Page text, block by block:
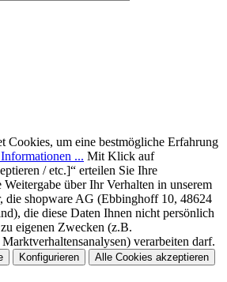
Cookies, um eine bestmögliche Erfahrung
... Mit Klick auf
/ etc.]“ erteilen Sie Ihre
über Ihr Verhalten in unserem
die shopware AG (Ebbinghoff 10, 48624
die diese Daten Ihnen nicht persönlich
eigenen Zwecken (z.B.
verarbeiten darf.
Konfigurieren Alle Cookies akzeptieren